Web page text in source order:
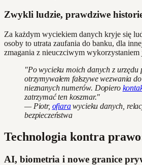
Zwykli ludzie, prawdziwe
Za każdym wyciekiem danych kryje się
osoby to utrata zaufania do banku, dla
zmagania z nieuczciwym wykorzystaniem
"Po wycieku moich danych z urzędu
otrzymywałem fałszywe wezwania
nieznanych numerów. Dopiero
zatrzymać ten koszmar."
— Piotr, ofiarawycieku danych,
bezpieczeństwa
Technologia kontra
AI, biometria i nowe granice